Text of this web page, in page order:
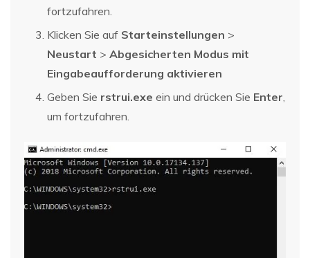
fortzufahren.
Klicken Sie auf Starteinstellungen >
Neustart > Abgesicherten Modus mit
Eingabeaufforderung aktivieren
Geben Sie rstrui.exe ein und drücken Sie Enter,
um fortzufahren.